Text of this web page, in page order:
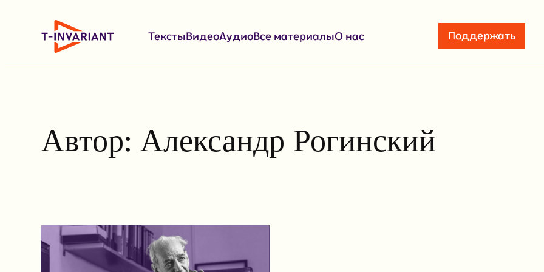
содержимому
ТекстыВидеоАудиоВсе материалыО нас Поддержать
Автор:Александр Рогинский